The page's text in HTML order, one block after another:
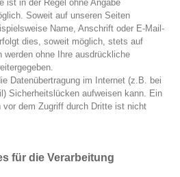
ist in der Regel ohne Angabe
Soweit auf unseren Seiten
Name, Anschrift oder E-Mail-
dies, soweit möglich, stets auf
ohne Ihre ausdrückliche
Datenübertragung im Internet (z.B. bei
Sicherheitslücken aufweisen kann. Ein
dem Zugriff durch Dritte ist nicht
für die Verarbeitung